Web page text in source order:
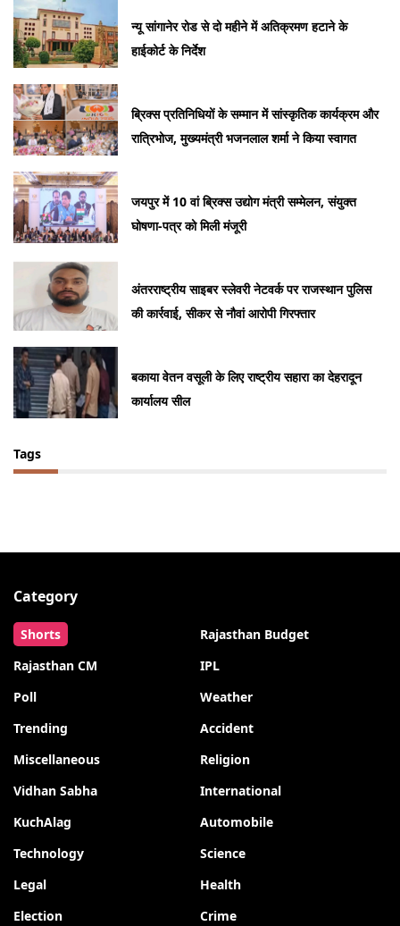
न्यू सांगानेर रोड से दो महीने में अतिक्रमण हटाने के
हाईकोर्ट के निर्देश
ब्रिक्स प्रतिनिधियों के सम्मान में सांस्कृतिक कार्यक्रम और
रात्रिभोज, मुख्यमंत्री भजनलाल शर्मा ने किया स्वागत
जयपुर में 10 वां ब्रिक्स उद्योग मंत्री सम्मेलन, संयुक्त
घोषणा-पत्र को मिली मंजूरी
अंतरराष्ट्रीय साइबर स्लेवरी नेटवर्क पर राजस्थान पुलिस
की कार्रवाई, सीकर से नौवां आरोपी गिरफ्तार
बकाया वेतन वसूली के लिए राष्ट्रीय सहारा का देहरादून
कार्यालय सील
Tags
Category
Shorts
Rajasthan Budget
Rajasthan CM
IPL
Poll
Weather
Trending
Accident
Miscellaneous
Religion
Vidhan Sabha
International
KuchAlag
Automobile
Technology
Science
Legal
Health
Election
Crime